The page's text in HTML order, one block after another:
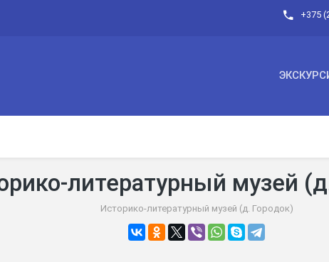
+375
литературный музей
Историко-литературный музей (д. Городок)